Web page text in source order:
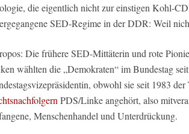
die eigentlich nicht zur einstigen Kohl-
SED-Regime in der DDR: Weil
Die frühere SED-Mittäterin und rote
wählten die „Demokraten“ im Bundestag
obwohl sie seit 1983
PDS/Linke angehört, also
Menschenhandel und Unterdrückung.